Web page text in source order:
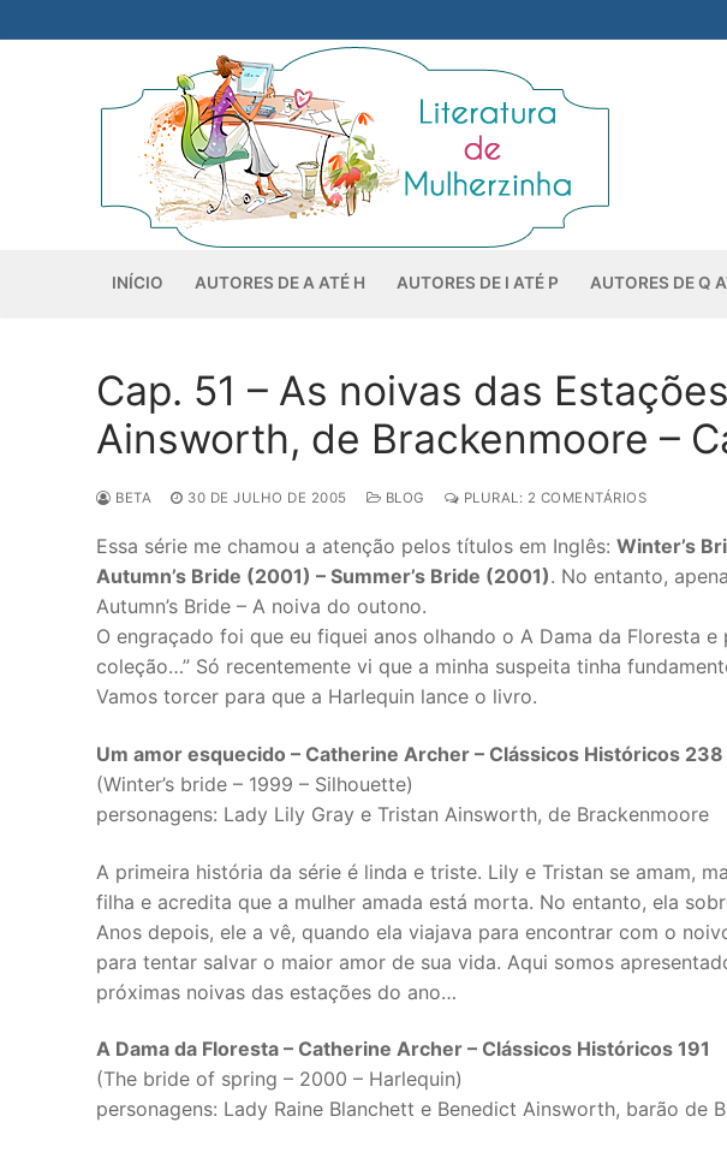
para
INÍCIO AUTORES DE A ATÉ H AUTORES DE I ATÉ P AUTORES DE Q
Cap. 51 – As noivas das
Ainsworth, de Brackenmoore –
BETA 30 DE JULHO DE 2005 BLOG PLURAL: 2 COMENTÁRIOS
Essa série me chamou a atenção pelos títulos em Inglês: Winter’s
Autumn’s Bride (2001) – Summer’s Bride (2001). No entanto,
Autumn’s Bride – A noiva do outono.
O engraçado foi que eu fiquei anos olhando o A Dama da Floresta
coleção…” Só recentemente vi que a minha suspeita tinha
Vamos torcer para que a Harlequin lance o livro.
Um amor esquecido – Catherine Archer – Clássicos Históricos 238
(Winter’s bride – 1999 – Silhouette)
personagens: Lady Lily Gray e Tristan Ainsworth, de Brackenmoore
A primeira história da série é linda e triste. Lily e Tristan se amam,
filha e acredita que a mulher amada está morta. No entanto, ela
Anos depois, ele a vê, quando ela viajava para encontrar com o
para tentar salvar o maior amor de sua vida. Aqui somos
próximas noivas das estações do ano…
A Dama da Floresta – Catherine Archer – Clássicos Históricos 191
(The bride of spring – 2000 – Harlequin)
personagens: Lady Raine Blanchett e Benedict Ainsworth, barão de